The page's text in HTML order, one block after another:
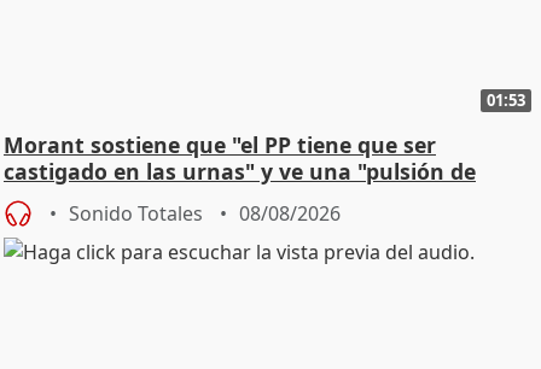
01:53
Morant sostiene que "el PP tiene que ser
castigado en las urnas" y ve una "pulsión de
cambio"
Sonido Totales 08/08/2026